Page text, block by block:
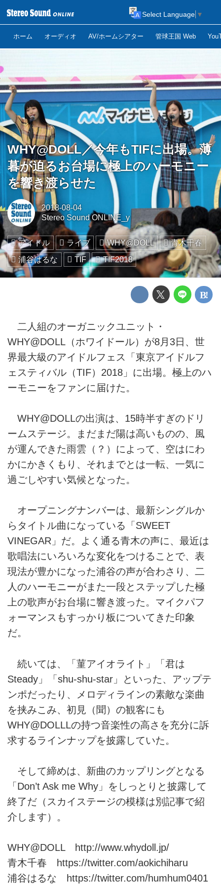
ホーム オーディオ AV/ホームシアター 管球王国 Web
Select Language ▼
WHY@DOLL／今年もTIFに出場。薄
暮が迫るお台場に極上のハーモニー
を響き渡らせた
2018-08-04
Stereo Sound ONLINE_y
アイドル ライブ WHY@DOLL
青木千春
浦谷はるな
TIF TIF2018
二人組のオーガニックユニット・
WHY@DOLL（ホワイドール）が8月3日、世
界最大級のアイドルフェス「東京アイドルフ
ェスティバル（TIF）2018」に出場。極上のハ
ーモニーをファンに届けた。
WHY@DOLLの出演は、15時半すぎのドリ
ームステージ。まだまだ陽は高いものの、風
が運んできた雨雲（？）によって、空はにわ
かにかきくもり、それまでとは一転、一気に
過ごしやすい気候となった。
オープニングナンバーは、最新シングルか
らタイトル曲になっている「SWEET
VINEGAR」だ。よく通る青木の声に、最近は
歌唱法にいろいろな変化をつけることで、表
現法が豊かになった浦谷の声が合わさり、二
人のハーモニーがまた一段とステップした極
上の歌声がお台場に響き渡った。マイクパフ
ォーマンスもすっかり板についてきた印象
だ。
続いては、「菫アイオライト」「君は
Steady」「shu-shu-star」といった、アップテ
ンポだったり、メロディラインの素敵な楽曲
を挟みこみ、初見（聞）の観客にも
WHY@DOLLLの持つ音楽性の高さを充分に訴
求するラインナップを披露していた。
そして締めは、新曲のカップリングとなる
「Don’t Ask me Why」をしっとりと披露して
終了だ（スカイステージの模様は別記事で紹
介します）。
WHY@DOLL
http://www.whydoll.jp/
青木千春
https://twitter.com/aokichiharu
浦谷はるな
https://twitter.com/humhum0401